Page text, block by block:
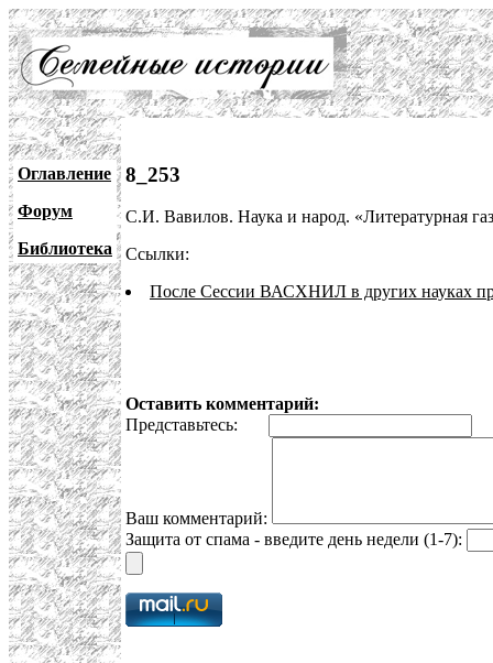
Оглавление
Форум
Библиотека
8_253
С.И. Вавилов. Наука и народ. «Литературная
Ссылки:
После Сессии ВАСХНИЛ в других науках
Оставить комментарий:
Представьтесь:
Ваш комментарий:
Защита от спама - введите день недели (1-7):